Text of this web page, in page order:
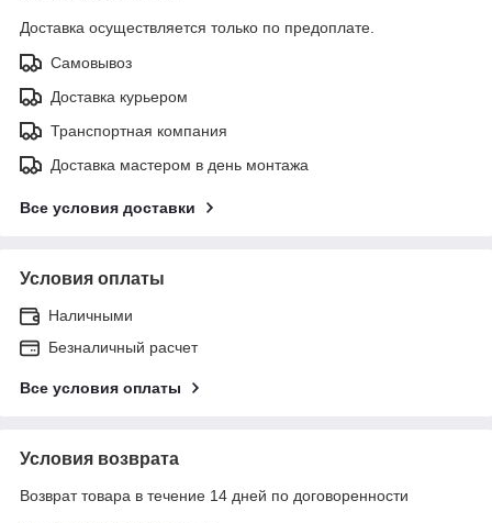
Доставка осуществляется только по предоплате.
Самовывоз
Доставка курьером
Транспортная компания
Доставка мастером в день монтажа
Все условия доставки
Условия оплаты
Наличными
Безналичный расчет
Все условия оплаты
Условия возврата
Возврат товара в течение 14 дней по договоренности